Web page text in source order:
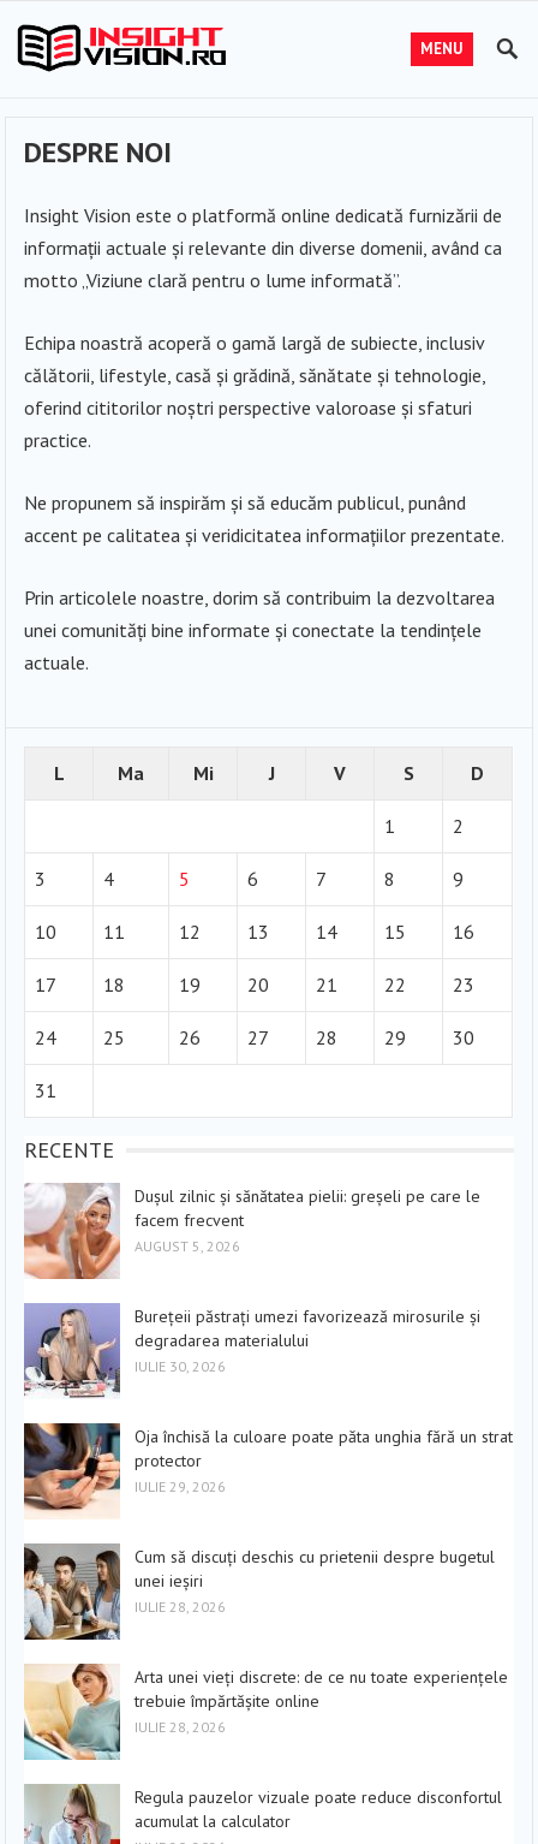
MENU
DESPRE NOI
Insight Vision este o platformă online dedicată furnizării de
informații actuale și relevante din diverse domenii, având ca
motto „Viziune clară pentru o lume informată”.
Echipa noastră acoperă o gamă largă de subiecte, inclusiv
călătorii, lifestyle, casă și grădină, sănătate și tehnologie,
oferind cititorilor noștri perspective valoroase și sfaturi
practice.
Ne propunem să inspirăm și să educăm publicul, punând
accent pe calitatea și veridicitatea informațiilor prezentate.
Prin articolele noastre, dorim să contribuim la dezvoltarea
unei comunități bine informate și conectate la tendințele
actuale.
L Ma Mi J V S D
1 2
3 4 5 6 7 8 9
10 11 12 13 14 15 16
17 18 19 20 21 22 23
24 25 26 27 28 29 30
31
RECENTE
Dușul zilnic și sănătatea pielii: greșeli pe care le
facem frecvent
AUGUST 5, 2026
Burețeii păstrați umezi favorizează mirosurile și
degradarea materialului
IULIE 30, 2026
Oja închisă la culoare poate păta unghia fără un strat
protector
IULIE 29, 2026
Cum să discuți deschis cu prietenii despre bugetul
unei ieșiri
IULIE 28, 2026
Arta unei vieți discrete: de ce nu toate experiențele
trebuie împărtășite online
IULIE 28, 2026
Regula pauzelor vizuale poate reduce disconfortul
acumulat la calculator